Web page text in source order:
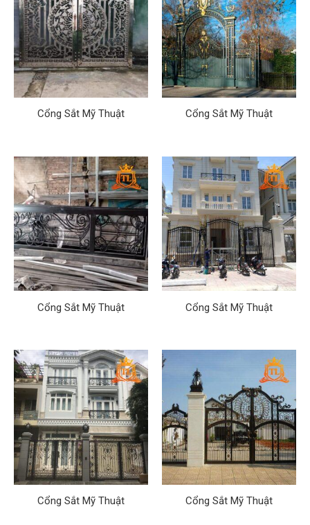
Cổng Sắt Mỹ Thuật Cổng Sắt Mỹ Thuật
Cổng Sắt Mỹ Thuật Cổng Sắt Mỹ Thuật
Cổng Sắt Mỹ Thuật Cổng Sắt Mỹ Thuật